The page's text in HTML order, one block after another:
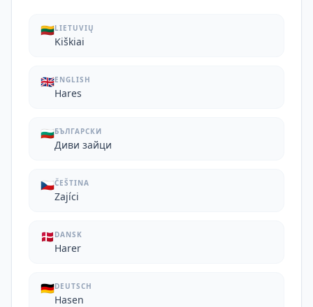
🇱🇹LIETUVIŲ
Kiškiai
🇬🇧ENGLISH
Hares
🇧🇬БЪЛГАРСКИ
Диви зайци
🇨🇿ČEŠTINA
Zajíci
🇩🇰 DANSK
Harer
🇩🇪DEUTSCH
Hasen